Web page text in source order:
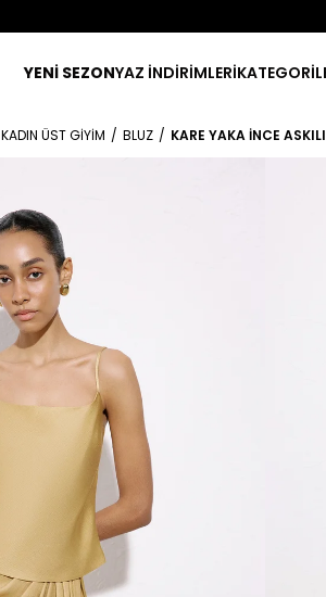
YENİ SEZONYAZ İNDİRİMLERİ
KADIN ÜST GIYIM BLUZ KARE YAKA İNCE